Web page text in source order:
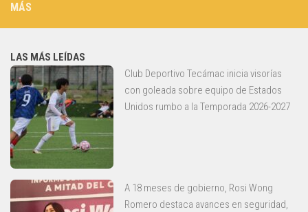
MÁS
LAS MÁS LEÍDAS
Club Deportivo Tecámac inicia visorías
con goleada sobre equipo de Estados
Unidos rumbo a la Temporada 2026-2027
A 18 meses de gobierno, Rosi Wong
Romero destaca avances en seguridad,